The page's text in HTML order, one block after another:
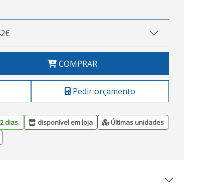
COMPRAR
Pedir orçamento
dias. disponível em loja
Últimas unidades